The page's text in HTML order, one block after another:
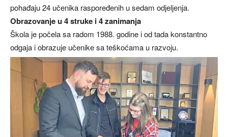
pohađaju 24 učenika raspoređenih u sedam odjeljenja.
Obrazovanje u 4 struke i 4 zanimanja
Škola je počela sa radom 1988. godine i od tada konstantno
odgaja i obrazuje učenike sa teškoćama u razvoju.